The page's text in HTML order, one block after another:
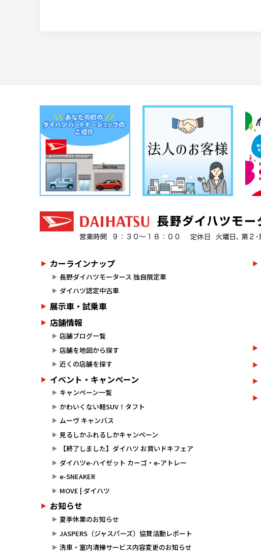
カーラインナップ
長野ダイハツモータース 独自限定車
ダイハツ認定中古車
展示車・試乗車
店舗情報
店舗ブログ一覧
店舗を地図から探す
近くの店舗を探す
イベント・キャンペーン
キャンペーン一覧
かわいくない軽SUV！タフト
ムーヴ キャンバス
見るしかふれるしかキャンペーン
【終了しました】ダイハツ お買いドキフェア
ダイハツe-ハイゼット カーゴ・e-アトレー
e-SNEAKER
MOVE | ダイハツ
お知らせ
夏季休業のお知らせ
JASPERS（ジャスパーズ）協賛活動レポート
洗車・室内清掃サービス内容変更のお知らせ